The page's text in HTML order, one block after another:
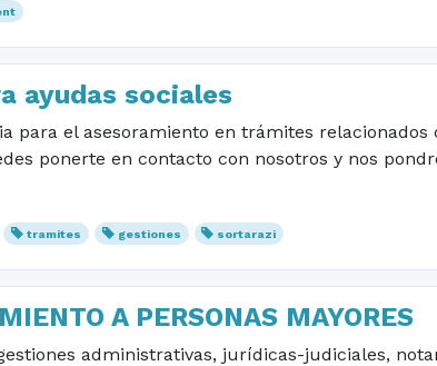
ayudas sociales
el asesoramiento en trámites relacionados
ponerte en contacto con nosotros y nos
tramites gestiones sortarazi
A PERSONAS MAYORES
administrativas, jurídicas-judiciales,